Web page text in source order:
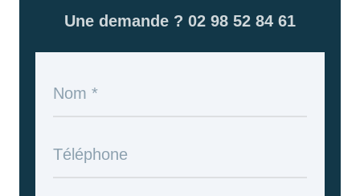
Une demande ? 02 98 52 84 61